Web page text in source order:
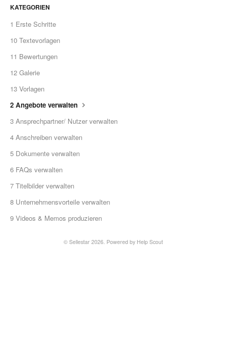
KATEGORIEN
1 Erste Schritte
10 Textevorlagen
11 Bewertungen
12 Galerie
13 Vorlagen
2 Angebote verwalten
3 Ansprechpartner/ Nutzer verwalten
4 Anschreiben verwalten
5 Dokumente verwalten
6 FAQs verwalten
7 Titelbilder verwalten
8 Unternehmensvorteile verwalten
9 Videos & Memos produzieren
© Sellestar2026. Powered by Help Scout